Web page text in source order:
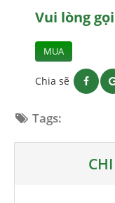
Vui lòng gọi
MUA
Chia sẽ
Tags: